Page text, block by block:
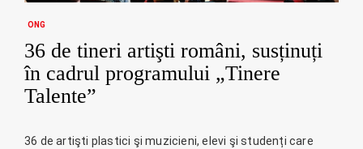
ONG
36 de tineri artişti români, susținuți
în cadrul programului „Tinere
Talente”
36 de artişti plastici şi muzicieni, elevi şi studenți care